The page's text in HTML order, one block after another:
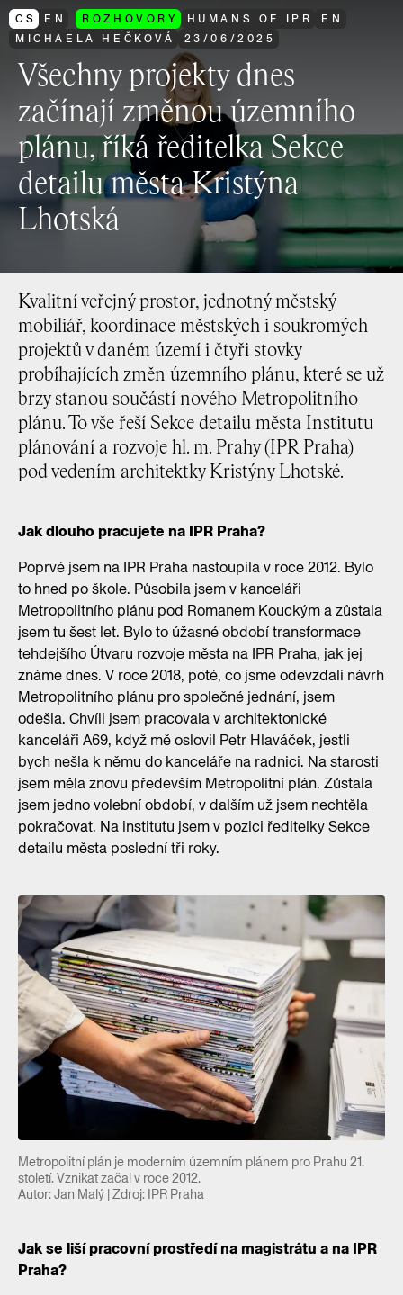
CS EN ROZHOVORY HUMANS OF IPR
EN
MICHAELA HEČKOVÁ
23 /06 /2025
Všechny projekty dnes
začínají změnou územního
plánu, říká ředitelka Sekce
detailu města Kristýna
Lhotská
Kvalitní veřejný prostor, jednotný městský
mobiliář, koordinace městských i soukromých
projektů v daném území i čtyři stovky
probíhajících změn územního plánu, které se už
brzy stanou součástí nového Metropolitního
plánu. To vše řeší Sekce detailu města Institutu
plánování a rozvoje hl. m. Prahy (IPR Praha)
pod vedením architektky Kristýny Lhotské.
Jak dlouho pracujete na IPR Praha?
Poprvé jsem na IPR Praha nastoupila v roce 2012. Bylo
to hned po škole. Působila jsem v kanceláři
Metropolitního plánu pod Romanem Kouckým a zůstala
jsem tu šest let. Bylo to úžasné období transformace
tehdejšího Útvaru rozvoje města na IPR Praha, jak jej
známe dnes. V roce 2018, poté, co jsme odevzdali návrh
Metropolitního plánu pro společné jednání, jsem
odešla. Chvíli jsem pracovala v architektonické
kanceláři A69, když mě oslovil Petr Hlaváček, jestli
bych nešla k němu do kanceláře na radnici. Na starosti
jsem měla znovu především Metropolitní plán. Zůstala
jsem jedno volební období, v dalším už jsem nechtěla
pokračovat. Na institutu jsem v pozici ředitelky Sekce
detailu města poslední tři roky.
Metropolitní plán je moderním územním plánem pro Prahu 21.
století. Vznikat začal v roce 2012.
Autor: Jan Malý | Zdroj: IPR Praha
Jak se liší pracovní prostředí na magistrátu a na IPR
Praha?